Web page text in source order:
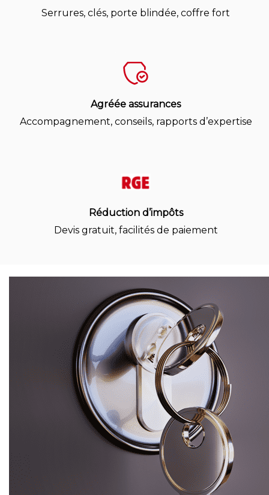
Serrures, clés, porte blindée, coffre fort
Agréée assurances
Accompagnement, conseils, rapports d’expertise
Réduction d’impôts
Devis gratuit, facilités de paiement